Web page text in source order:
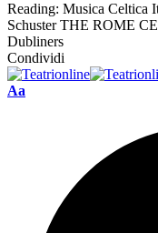
Reading: Musica Celtica
Schuster THE ROME
Dubliners
Condividi
Font
Aa